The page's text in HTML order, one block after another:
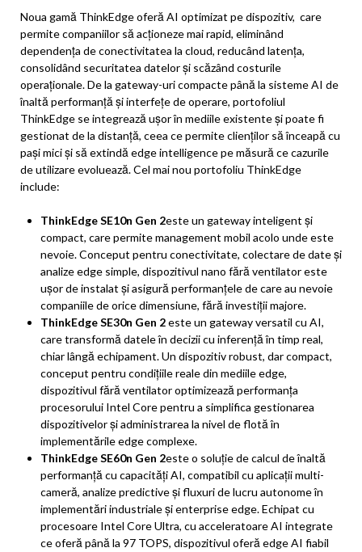
Noua gamă ThinkEdge oferă AI optimizat pe dispozitiv, care
permite companiilor să acționeze mai rapid, eliminând
dependența de conectivitatea la cloud, reducând latența,
consolidând securitatea datelor și scăzând costurile
operaționale. De la gateway-uri compacte până la sisteme AI de
înaltă performanță și interfețe de operare, portofoliul
ThinkEdge se integrează ușor în mediile existente și poate fi
gestionat de la distanță, ceea ce permite clienților să înceapă cu
pași mici și să extindă edge intelligence pe măsură ce cazurile
de utilizare evoluează. Cel mai nou portofoliu ThinkEdge
include:
ThinkEdge SE10n Gen 2este un gateway inteligent și
compact, care permite management mobil acolo unde este
nevoie. Conceput pentru conectivitate, colectare de date și
analize edge simple, dispozitivul nano fără ventilator este
ușor de instalat și asigură performanțele de care au nevoie
companiile de orice dimensiune, fără investiții majore.
ThinkEdge SE30n Gen 2este un gateway versatil cu AI,
care transformă datele în decizii cu inferență în timp real,
chiar lângă echipament. Un dispozitiv robust, dar compact,
conceput pentru condițiile reale din mediile edge,
dispozitivul fără ventilator optimizează performanța
procesorului Intel Core pentru a simplifica gestionarea
dispozitivelor și administrarea la nivel de flotă în
implementările edge complexe.
ThinkEdge SE60n Gen 2este o soluție de calcul de înaltă
performanță cu capacități AI, compatibil cu aplicații multi-
cameră, analize predictive și fluxuri de lucru autonome în
implementări industriale și enterprise edge. Echipat cu
procesoare Intel Core Ultra, cu acceleratoare AI integrate
ce oferă până la 97 TOPS, dispozitivul oferă edge AI fiabil